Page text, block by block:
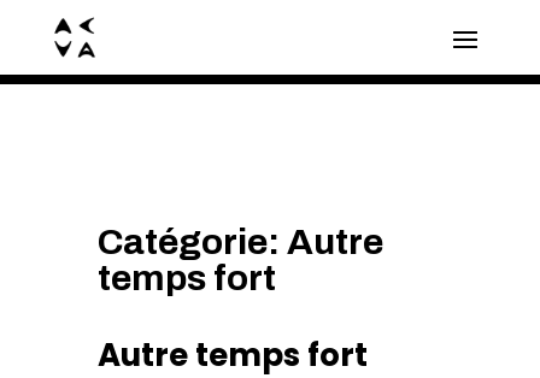
Catégorie: Autre
temps fort
Autre temps fort